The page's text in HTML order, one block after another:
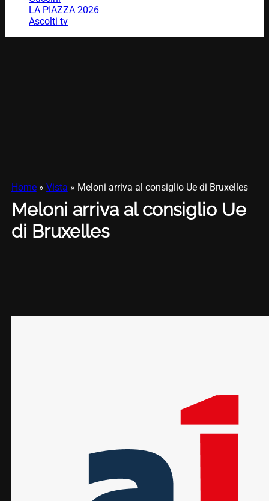
LA PIAZZA 2026
Ascolti tv
Home» Vista » Meloni arriva al consiglio Ue di Bruxelles
Meloni arriva al consiglio Ue
di Bruxelles